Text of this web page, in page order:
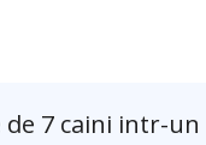
7 caini intr-